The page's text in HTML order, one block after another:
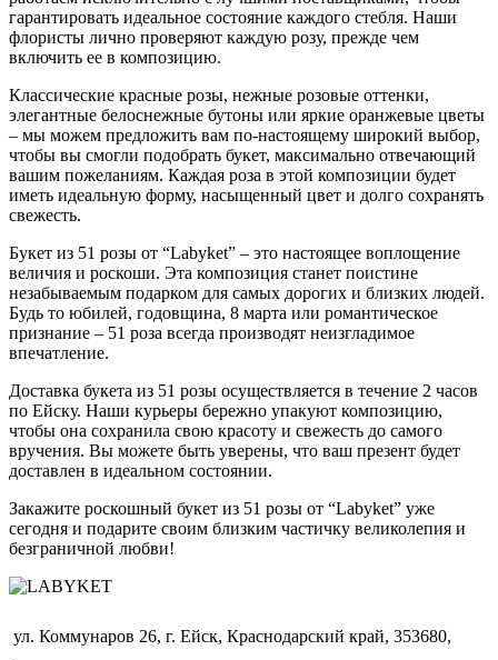
гарантировать идеальное состояние каждого стебля. Наши
флористы лично проверяют каждую розу, прежде чем
включить ее в композицию.
Классические красные розы, нежные розовые оттенки,
элегантные белоснежные бутоны или яркие оранжевые цветы
– мы можем предложить вам по-настоящему широкий выбор,
чтобы вы смогли подобрать букет, максимально отвечающий
вашим пожеланиям. Каждая роза в этой композиции будет
иметь идеальную форму, насыщенный цвет и долго сохранять
свежесть.
Букет из 51 розы от “Labyket” – это настоящее воплощение
величия и роскоши. Эта композиция станет поистине
незабываемым подарком для самых дорогих и близких людей.
Будь то юбилей, годовщина, 8 марта или романтическое
признание – 51 роза всегда производят неизгладимое
впечатление.
Доставка букета из 51 розы осуществляется в течение 2 часов
по Ейску. Наши курьеры бережно упакуют композицию,
чтобы она сохранила свою красоту и свежесть до самого
вручения. Вы можете быть уверены, что ваш презент будет
доставлен в идеальном состоянии.
Закажите роскошный букет из 51 розы от “Labyket” уже
сегодня и подарите своим близким частичку великолепия и
безграничной любви!
ул. Коммунаров 26, г. Ейск, Краснодарский край, 353680,